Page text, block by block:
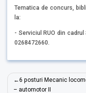
Tematica de concurs,
la:
- Serviciul RUO din
0268472660.
Navigare
6 posturi Mecanic
– automotor II